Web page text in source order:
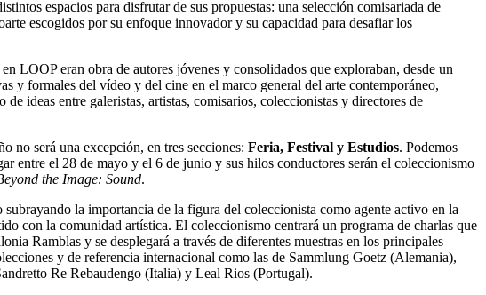
espacios para disfrutar de sus propuestas: una selección comisariada de
escogidos por su enfoque innovador y su capacidad para desafiar los
LOOP eran obra de autores jóvenes y consolidados que exploraban, desde un
y formales del vídeo y del cine en el marco general del arte contemporáneo,
ideas entre galeristas, artistas, comisarios, coleccionistas y directores de
no será una excepción, en tres secciones: Feria, Festival y Estudios. Podemos
entre el 28 de mayo y el 6 de junio y sus hilos conductores serán el coleccionismo
the Image: Sound.
la importancia de la figura del coleccionista como agente activo en la
con la comunidad artística. El coleccionismo centrará un programa de charlas que
Ramblas y se desplegará a través de diferentes muestras en los principales
y de referencia internacional como las de Sammlung Goetz (Alemania),
Re Rebaudengo (Italia) y Leal Rios (Portugal).